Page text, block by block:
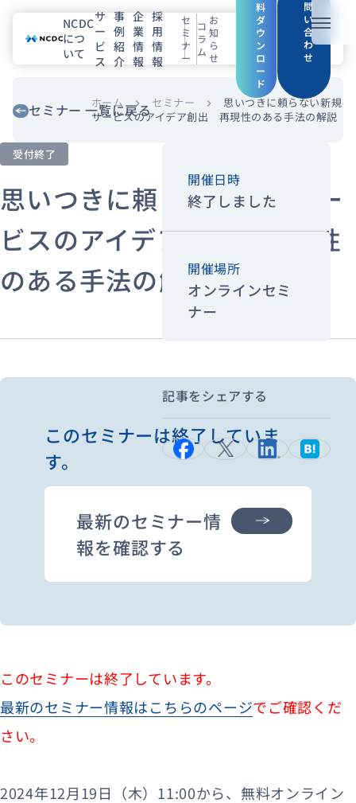
メニュ
NCDCについて
企業情報
セミナー コラムお知らせ
エンジニアブログ（Zenn）
NCDC
につ
いて
サ
ー
ビ
ス
事
例
紹
介
企
業
情
報
採
用
情
報
セ
ミ
ナ
ー
コ
ラ
ム
お
知
ら
せ
料
ダ
ウ
ン
ロ
ー
ド
問
い
合
わ
せ
セミナー 一覧に戻る
ホーム chevron_right セミナー chevron_right
思いつきに頼らない新規
サービスのアイデア創出 再現性のある手法の解説
受付終了
思いつきに頼らない新規サー
ビスのアイデア創出 再現性
のある手法の解説
このセミナーは終了していま
す。
最新のセミナー情
報を確認する
このセミナーは終了しています。
最新のセミナー情報はこちらのページでご確認くだ
さい。
2024年12月19日（木）11:00から、無料オンライン
開催日時
終了しました
開催場所
オンラインセミ
ナー
記事をシェアする